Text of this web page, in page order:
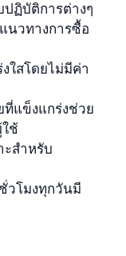
ฏิบัติการต่างๆ
นวทางการซื้อ
ใสโดยไม่มีค่า
แข็งแกร่งช่วย
ช้
ะสำหรับ
วโมงทุกวันมี